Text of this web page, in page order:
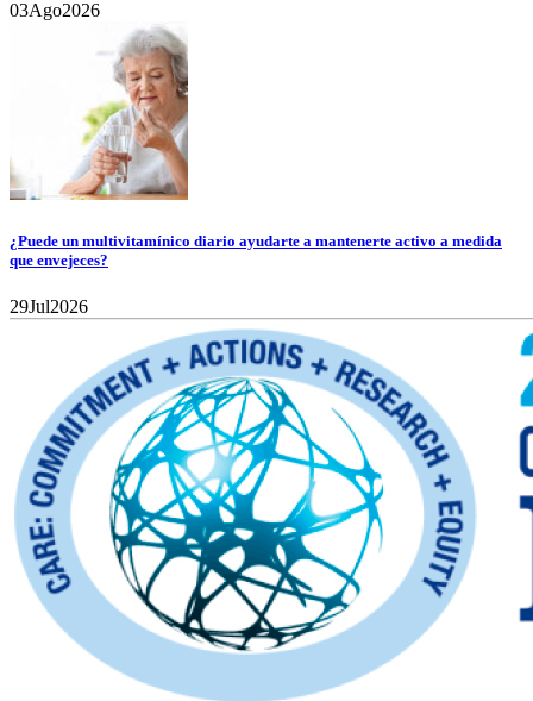
03Ago2026
¿Puede un multivitamínico diario ayudarte a mantenerte activo a medida
que envejeces?
29Jul2026